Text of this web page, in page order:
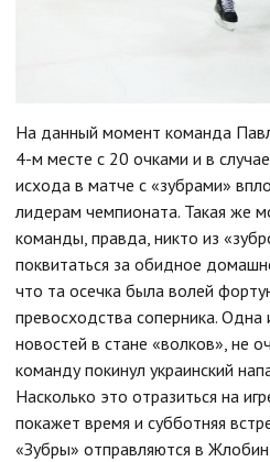
На данный момент команда
4-м месте с 20 очками и в
исхода в матче с «зубрами»
лидерам чемпионата. Такая же
команды, правда, никто из
поквитаться за обидное
что та осечка была волей
превосходства соперника.
новостей в стане «волков», не
команду покинул украинский
Насколько это отразиться на
покажет время и субботняя
«Зубры» отправляются в